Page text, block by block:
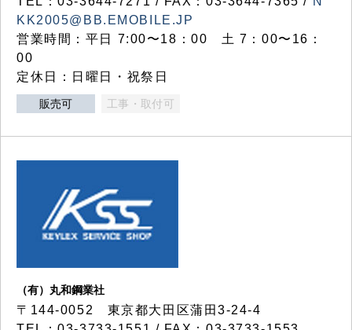
KK2005@BB.EMOBILE.JP
営業時間：平日 7:00〜18：00 土 7：00〜16：
00
定休日：日曜日・祝祭日
販売可 工事・取付可
（有）丸和鋼業社
〒144-0052 東京都大田区蒲田3-24-4